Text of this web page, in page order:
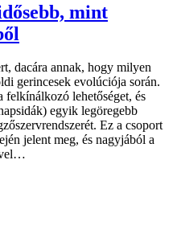
mint
dacára annak, hogy milyen
gerincesek evolúciója során.
felkínálkozó lehetőséget, és
egyik legöregebb
Ez a csoport
jelent meg, és nagyjából a